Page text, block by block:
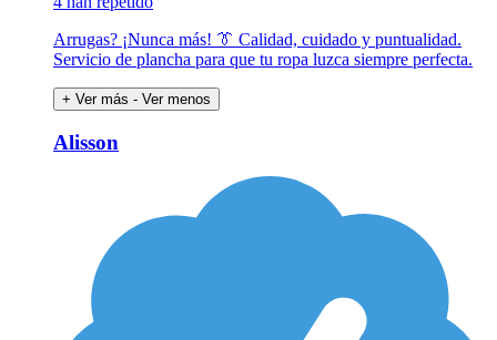
Arrugas? ¡Nunca más! 👔 Calidad, cuidado y puntualidad.
Servicio de plancha para que tu ropa luzca siempre perfecta.
+ Ver más - Ver menos
Alisson